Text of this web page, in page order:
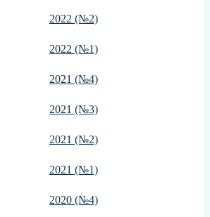
2022 (№2)
2022 (№1)
2021 (№4)
2021 (№3)
2021 (№2)
2021 (№1)
2020 (№4)